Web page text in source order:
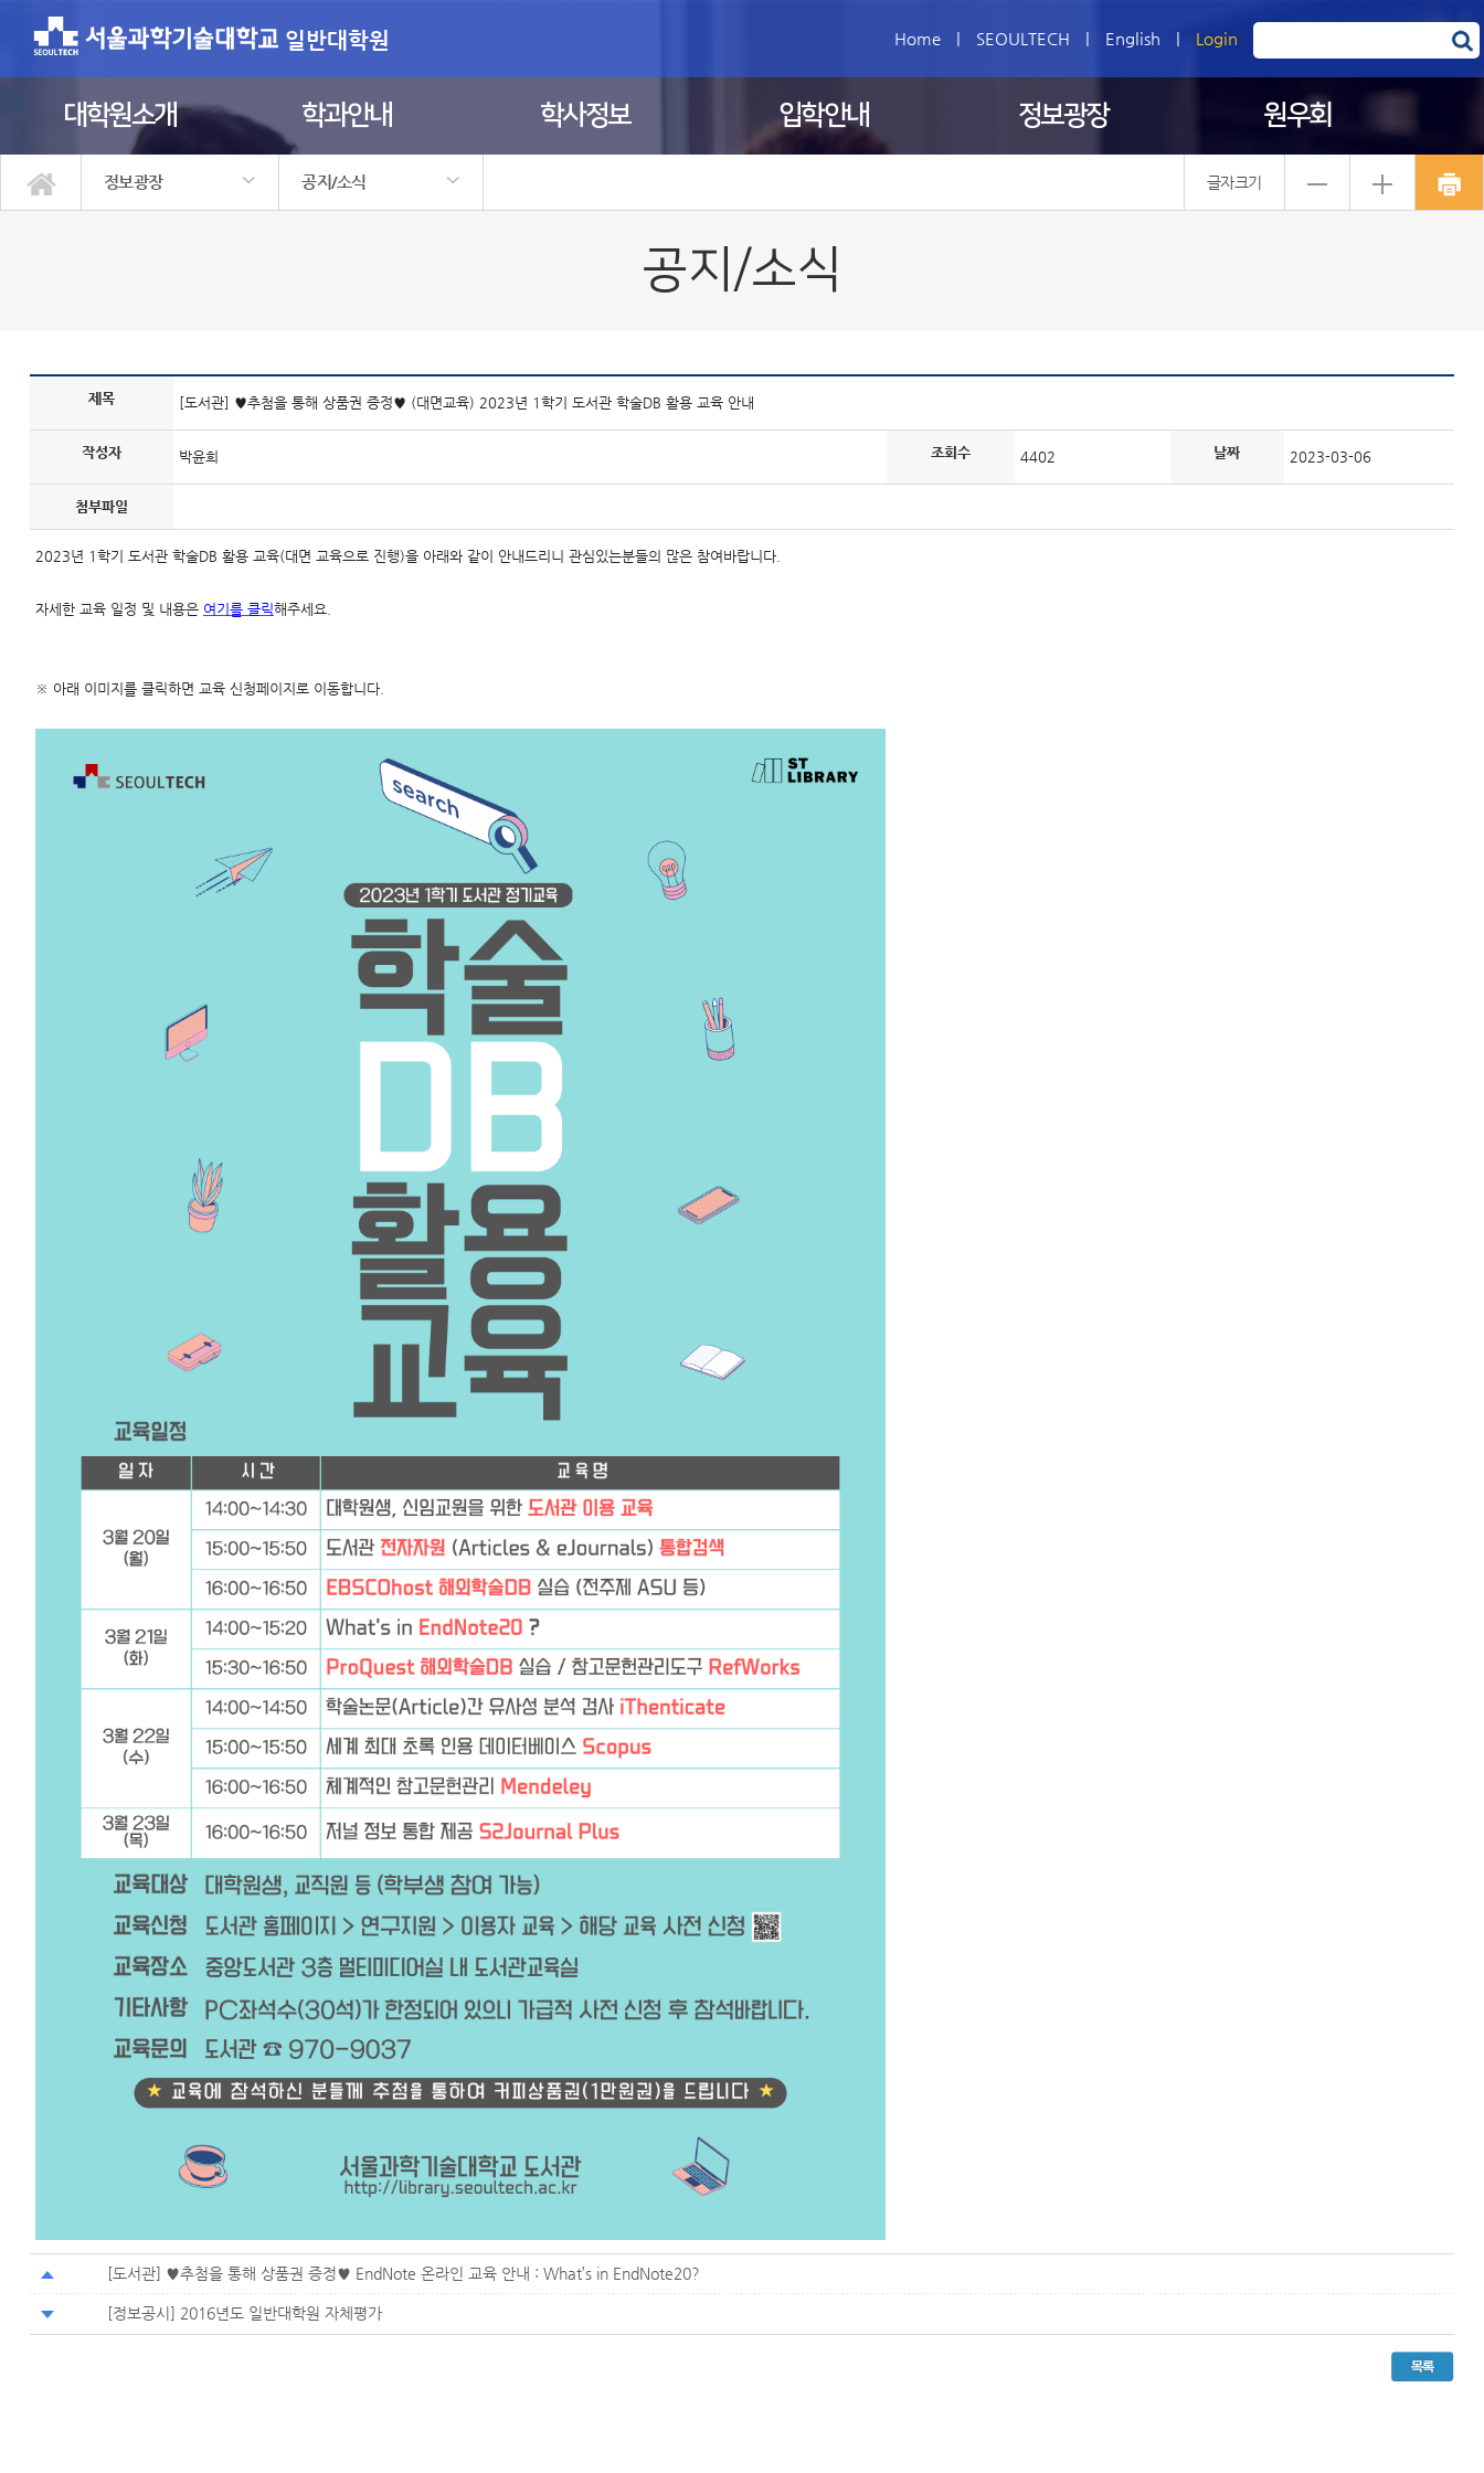
일반대학원 Home | SEOULTECH | English | Login
대학원소개 학과안내 학사정보 입학안내 정보광장 원우회
정보광장
대학원소개
학과안내
학사정보
입학안내
정보광장
원우회
공지/소식
공지/소식
행사갤러리
정보자료실
자주하는질문
글자크기
공지/소식
제목 [도서관] ♥추첨을 통해 상품권 증정♥ (대면교육) 2023년 1학기 도서관 학술DB 활용 교육 안내
작성자 박윤희 조회수 4402 날짜 2023-03-06
첨부파일
2023년 1학기 도서관 학술DB 활용 교육(대면 교육으로 진행)을 아래와 같이 안내드리니 관심있는분들의 많은 참여바랍니다.
자세한 교육 일정 및 내용은 여기를 클릭해주세요.
※ 아래 이미지를 클릭하면 교육 신청페이지로 이동합니다.
[도서관] ♥추첨을 통해 상품권 증정♥ EndNote 온라인 교육 안내 : What’s in EndNote20?
[정보공시] 2016년도 일반대학원 자체평가